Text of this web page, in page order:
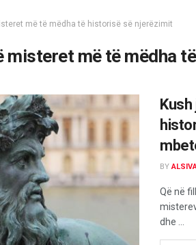
më të mëdha të historisë së njerëzimit
misteret më të mëdha
BY
Që në
dhe ...